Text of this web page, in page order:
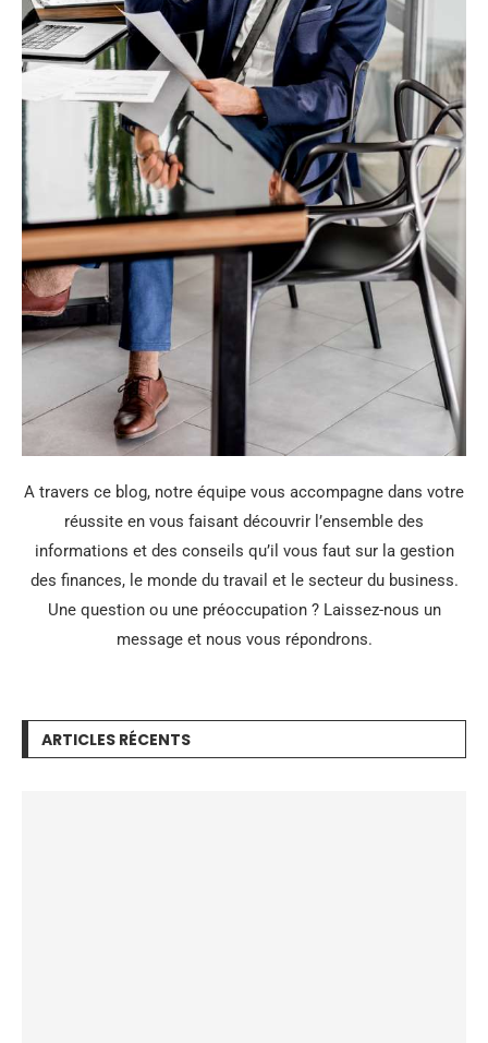
A travers ce blog, notre équipe vous accompagne dans votre
réussite en vous faisant découvrir l’ensemble des
informations et des conseils qu’il vous faut sur la gestion
des finances, le monde du travail et le secteur du business.
Une question ou une préoccupation ? Laissez-nous un
message et nous vous répondrons.
ARTICLES RÉCENTS